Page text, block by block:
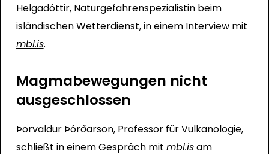
Helgadóttir, Naturgefahrenspezialistin beim
isländischen Wetterdienst, in einem Interview mit
mbl.is.
Magmabewegungen nicht
ausgeschlossen
Þorvaldur Þórðarson, Professor für Vulkanologie,
schließt in einem Gespräch mit mbl.isam